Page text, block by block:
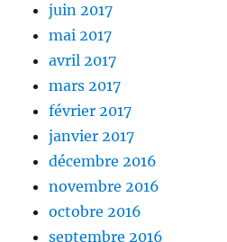
juin 2017
mai 2017
avril 2017
mars 2017
février 2017
janvier 2017
décembre 2016
novembre 2016
octobre 2016
septembre 2016